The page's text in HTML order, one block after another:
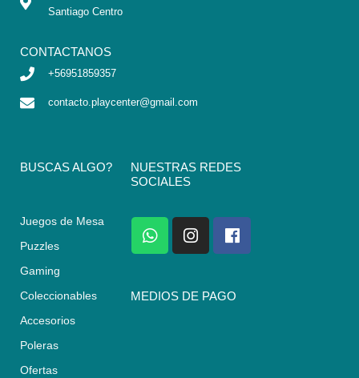
Santiago Centro
CONTACTANOS
+56951859357
contacto.playcenter@gmail.com
BUSCAS ALGO?
Juegos de Mesa
Puzzles
Gaming
Coleccionables
Accesorios
Poleras
Ofertas
NUESTRAS REDES
SOCIALES
W
h
a
s
I
n
s
a
F
a
c
b
MEDIOS DE PAGO